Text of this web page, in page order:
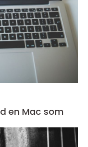
en Mac som